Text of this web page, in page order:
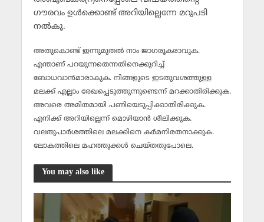
ഗൗരവം ഉള്‍ക്കൊണ്ട് അറിയില്ലെന്നേ മറുപടി
നല്‍കൂ.
അതുകൊണ്ട് ഇന്നുമുതല്‍ നാം ജാഗരൂകരാവുക.
എന്താണ് പറയുന്നതെന്നതിനെക്കുറിച്ച്
ബോധവാന്‍മാരാകുക. നിങ്ങളുടെ ഇടതുവശത്തുള്ള
മലക്ക് എല്ലാം രേഖപ്പെടുത്തുന്നുണ്ടെന്ന് മറക്കാതിരിക്കുക.
അവരെ അമിതമായി പണിയെടുപ്പിക്കാതിരിക്കുക.
എനിക്ക് അറിയില്ലെന്ന് മൊഴിയാന്‍ ശീലിക്കുക.
വലതുപാര്‍ശത്തിലെ മലക്കിനെ കര്‍മനിരതനാക്കുക.
ലോകത്തിലെ മഹത്തുക്കള്‍ ചെയ്തതുപോലെ.
You may also like